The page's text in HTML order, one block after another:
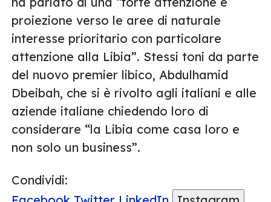
proiezione verso le aree di naturale
interesse prioritario con particolare
attenzione alla Libia”. Stessi toni da parte
del nuovo premier libico, Abdulhamid
Dbeibah, che si è rivolto agli italiani e alle
aziende italiane chiedendo loro di
considerare “la Libia come casa loro e
non solo un business”.
Condividi: